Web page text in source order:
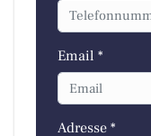
Email *
Adresse *